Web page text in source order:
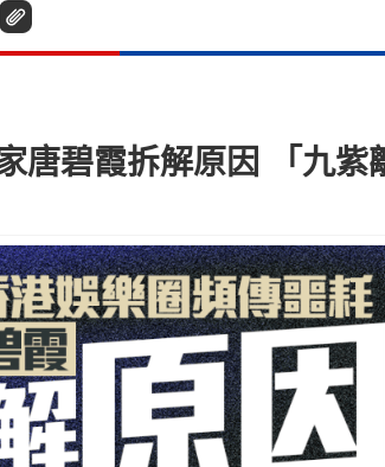
唐碧霞拆解原因 「九紫